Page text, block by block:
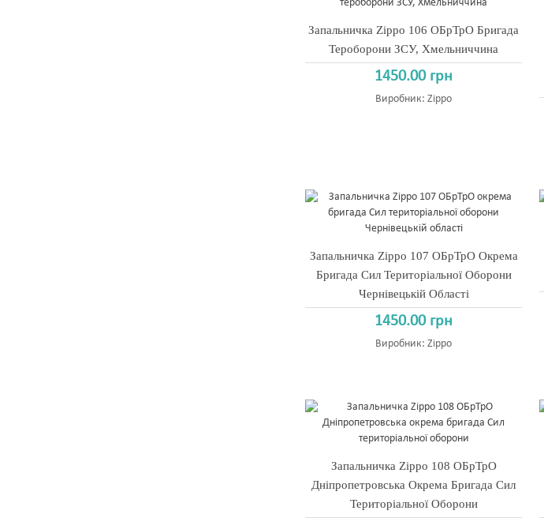
Запальничка Zippo 106 ОБрТрО Бригада
Тероборони ЗСУ, Хмельниччина
1450.00 грн
Виробник:Zippo
Запальничка Zippo 107 ОБрТрО Окрема
Бригада Сил Територіальної Оборони
Чернівецькій Області
1450.00 грн
Виробник:Zippo
Запальничка Zippo 108 ОБрТрО
Дніпропетровська Окрема Бригада Сил
Територіальної Оборони